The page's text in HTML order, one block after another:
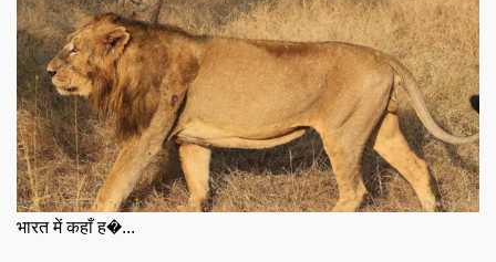
भारत में कहाँ ह�...